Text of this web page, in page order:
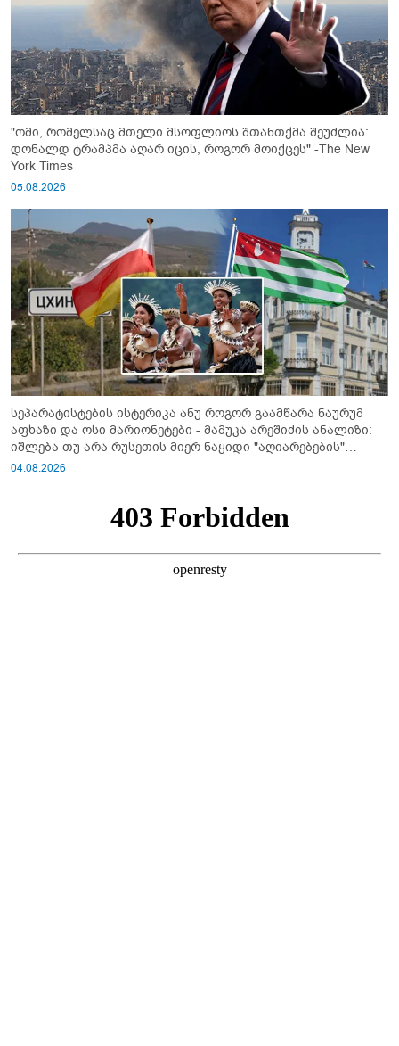
"ომი, რომელსაც მთელი მსოფლიოს შთანთქმა შეუძლია:
დონალდ ტრამპმა აღარ იცის, როგორ მოიქცეს" -The New
York Times
05.08.2026
სეპარატისტების ისტერიკა ანუ როგორ გაამწარა ნაურუმ
აფხაზი და ოსი მარიონეტები - მამუკა არეშიძის ანალიზი:
იშლება თუ არა რუსეთის მიერ ნაყიდი "აღიარებების"
სისტემა?!
04.08.2026